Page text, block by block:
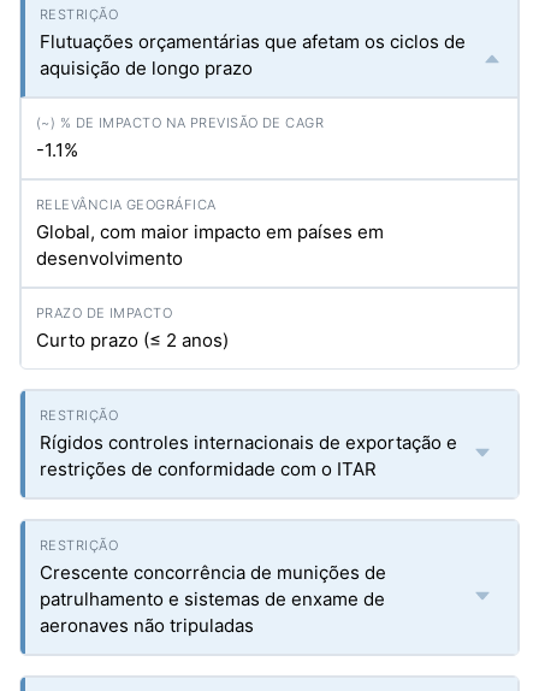
Flutuações orçamentárias que afetam os ciclos de
aquisição de longo prazo
-1.1%
Global, com maior impacto em países em
desenvolvimento
Curto prazo (≤ 2 anos)
Rígidos controles internacionais de exportação e
restrições de conformidade com o ITAR
Crescente concorrência de munições de
patrulhamento e sistemas de enxame de
aeronaves não tripuladas